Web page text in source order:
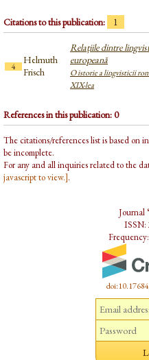
Citations to this publication: 1
4
Helmuth
Frisch
Relațiile dintre
europeană
O istorie a lingvisticii
XIX-lea
References in this publication: 0
The citations/references list is based on
be incomplete.
For any and all inquiries related to the
javascript to view.].
Journal
ISSN: